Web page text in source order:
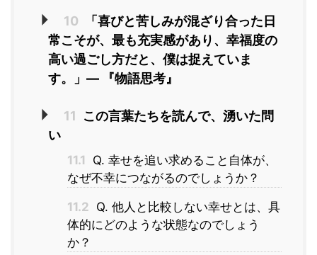
10
「喜びと苦しみが混ざり合った日
常こそが、最も充実感があり、幸福度の
高い過ごし方だと、僕は捉えていま
す。」― 『物語思考』
11
この言葉たちを読んで、湧いた問
い
11.1
Q. 幸せを追い求めること自体が、
なぜ不幸につながるのでしょうか？
11.2 Q. 他人と比較しない幸せとは、具
体的にどのような状態なのでしょう
か？